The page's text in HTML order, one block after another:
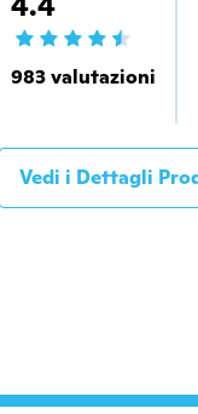
983 valutazioni
Vedi i Dettagli